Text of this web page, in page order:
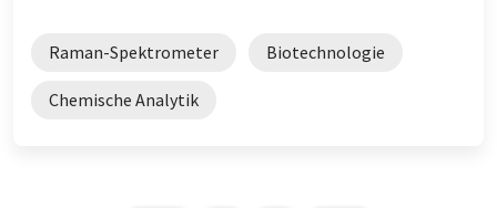
Raman-Spektrometer Biotechnologie
Chemische Analytik